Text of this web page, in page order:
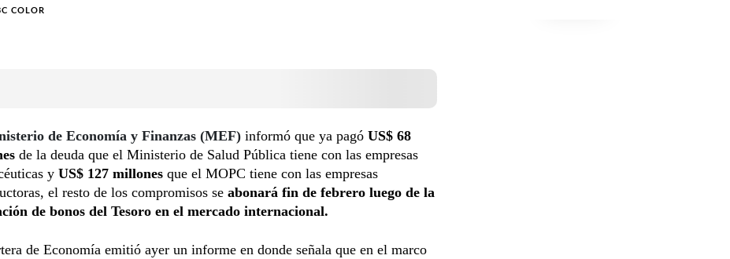
COLOR
de Economía y Finanzas (MEF) informó que ya pagó US$ 68
de la deuda que el Ministerio de Salud Pública tiene con las empresas
y US$ 127 millones que el MOPC tiene con las empresas
el resto de los compromisos se abonará fin de febrero luego de la
de bonos del Tesoro en el mercado internacional.
de Economía emitió ayer un informe en donde señala que en el marco